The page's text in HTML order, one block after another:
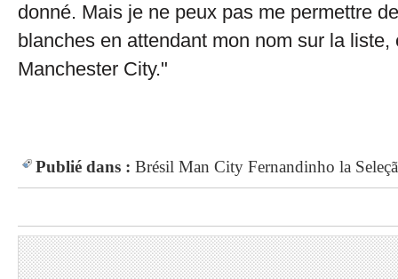
donné. Mais je ne peux pas me permettre
blanches en attendant mon nom sur la liste,
Manchester City."
Publié dans : Brésil Man City Fernandinho la